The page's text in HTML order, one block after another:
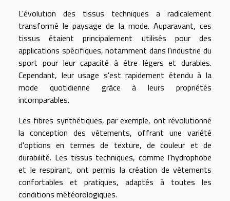
L'évolution des tissus techniques a radicalement
transformé le paysage de la mode. Auparavant, ces
tissus étaient principalement utilisés pour des
applications spécifiques, notamment dans l'industrie du
sport pour leur capacité à être légers et durables.
Cependant, leur usage s'est rapidement étendu à la
mode quotidienne grâce à leurs propriétés
incomparables.
Les fibres synthétiques, par exemple, ont révolutionné
la conception des vêtements, offrant une variété
d'options en termes de texture, de couleur et de
durabilité. Les tissus techniques, comme l'hydrophobe
et le respirant, ont permis la création de vêtements
confortables et pratiques, adaptés à toutes les
conditions météorologiques.